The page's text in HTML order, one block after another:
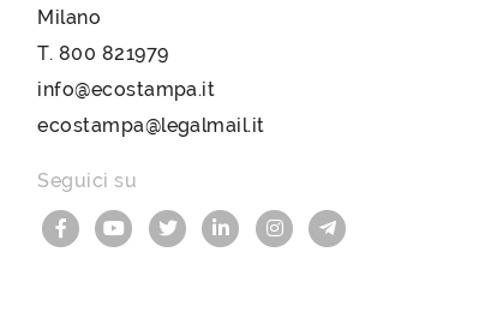
Milano
T. 800 821979
info@ecostampa.it
ecostampa@legalmail.it
Seguici su